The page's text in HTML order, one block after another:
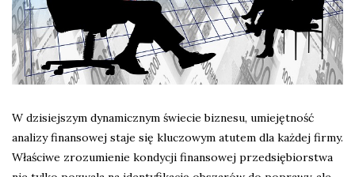
W dzisiejszym dynamicznym świecie biznesu, umiejętność
analizy finansowej staje się kluczowym atutem dla każdej firmy.
Właściwe zrozumienie kondycji finansowej przedsiębiorstwa